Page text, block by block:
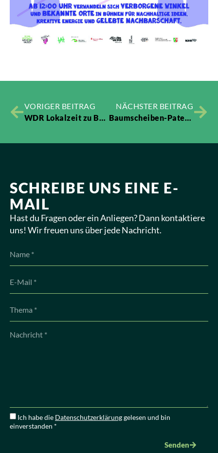
VORIGER BEITRAG
WDR Lokalzeit zu Besuch: Essbares Wehringhausen im Fernsehen
NÄCHSTER BEITRAG
Baumscheiben-Patenschaft im Quartier übernehmen
SCHREIBE UNS EINE E-
MAIL
Hast du Fragen oder ein Anliegen? Dann kontaktiere
uns! Wir freuen uns über jede Nachricht.
Ich habe die Datenschutzerklärunggelesen und bin
einverstanden *
Senden